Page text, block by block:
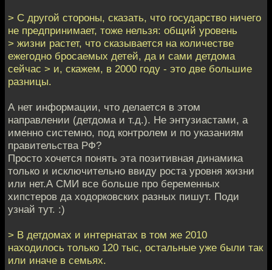
> С другой стороны, сказать, что государство ничего
не предпринимает, тоже нельзя: общий уровень
> жизни растет, что сказывается на количестве
ежегодно бросаемых детей, да и сами детдома
сейчас > и, скажем, в 2000 году - это две большие
разницы.
А нет информации, что делается в этом
направлении (детдома и т.д.). Не энтузиастами, а
именно системно, под контролем и по указаниям
правительства РФ?
Просто хочется понять эта позитивная динамика
только и исключительно ввиду роста уровня жизни
или нет.А СМИ все больше про беременных
хипстеров да ходорковских разных пишут. Поди
узнай тут. :)
> В детдомах и интернатах в том же 2010
находилось только 120 тыс, остальные уже были так
или иначе в семьях.